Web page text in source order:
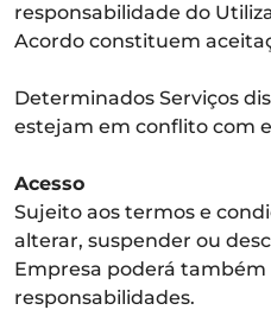
responsabilidade do
Acordo constituem
Determinados Serviços
estejam em conflito com
Acesso
Sujeito aos termos e
alterar, suspender ou
Empresa poderá também
responsabilidades.